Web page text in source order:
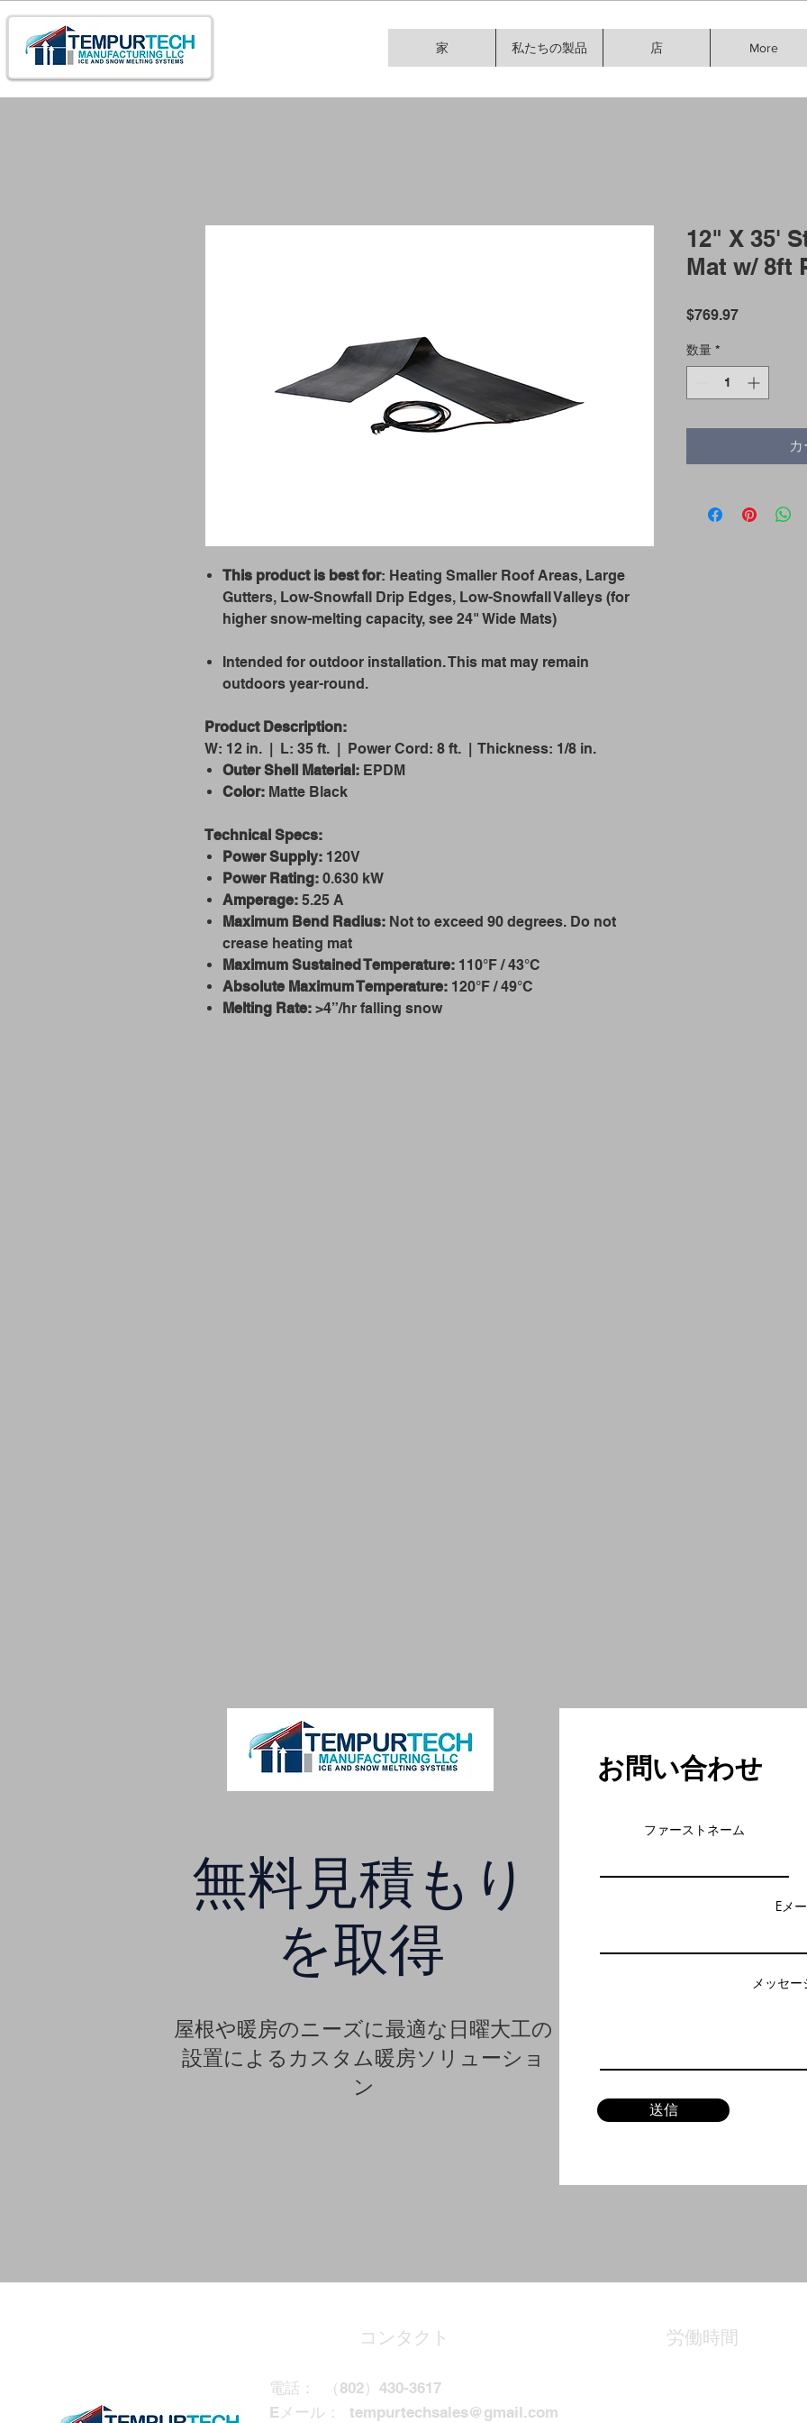
家 私たちの製品 店 More
This product is best for: Heating Smaller Roof Areas, Large
Gutters, Low-Snowfall Drip Edges, Low-Snowfall Valleys (for
higher snow-melting capacity, see 24" Wide Mats)
Intended for outdoor installation. This mat may remain
outdoors year-round.
Product Description:
W: 12 in. | L: 35 ft. | Power Cord: 8 ft. | Thickness: 1/8 in.
Outer Shell Material: EPDM
Color: Matte Black
Technical Specs:
Power Supply: 120V
Power Rating: 0.630 kW
Amperage: 5.25 A
Maximum Bend Radius: Not to exceed 90 degrees. Do not
crease heating mat
Maximum Sustained Temperature: 110°F / 43°C
Absolute Maximum Temperature: 120°F / 49°C
Melting Rate: >4”/hr falling snow
12" X 35'
Mat w/ 8ft
$769.97価
数量 *
無料見積もり
を取得
屋根や暖房のニーズに最適な日曜大工の
設置によるカスタム暖房ソリューショ
ン
お問い合わせ
ファーストネーム
Eメ
メッセー
送信
コンタクト
電話：
（802）430-3617
Eメール：
tempurtechsales@gmail.com
労働時間